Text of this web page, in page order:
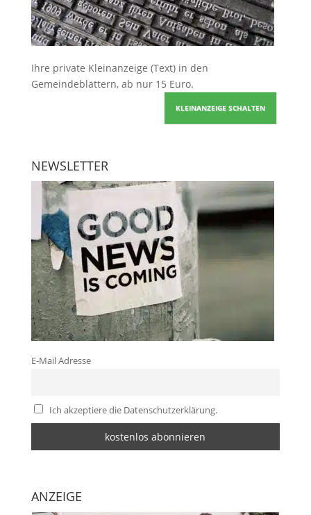
Ihre private Kleinanzeige (Text) in den
Gemeindeblättern, ab nur 15 Euro.
KLEINANZEIGE SCHALTEN
NEWSLETTER
E-Mail Adresse
Ich akzeptiere die Datenschutzerklärung.
ANZEIGE